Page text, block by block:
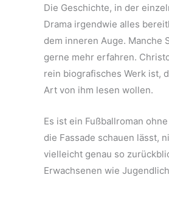
Die Geschichte, in der
Drama irgendwie alles
dem inneren Auge. Manche
gerne mehr erfahren.
rein biografisches Werk ist,
Art von ihm lesen wollen.
Es ist ein Fußballroman
die Fassade schauen lässt,
vielleicht genau so
Erwachsenen wie